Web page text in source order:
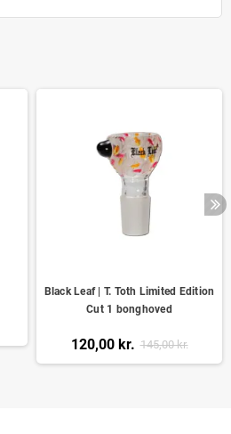
Black Leaf | T. Toth Limited Edition
Cut 1 bonghoved
120,00 kr. 145,00 kr.